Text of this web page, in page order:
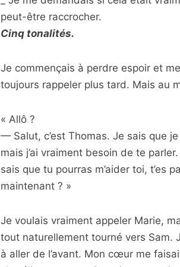
peut-être raccrocher.
Cinq tonalités.
Je commençais à perdre espoir et
toujours rappeler plus tard. Mais au
« Allô ?
— Salut, c’est Thomas. Je sais que
mais j’ai vraiment besoin de te
sais que tu pourras m’aider toi, t’es
maintenant ? »
Je voulais vraiment appeler Marie,
tout naturellement tourné vers Sam.
à aller de l’avant. Mon cœur me